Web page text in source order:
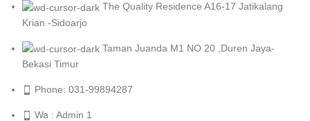
The Quality Residence A16-17 Jatikalang
Krian -Sidoarjo
Taman Juanda M1 NO 20 ,Duren Jaya-
Bekasi Timur
Phone: 031-99894287
Wa : Admin 1